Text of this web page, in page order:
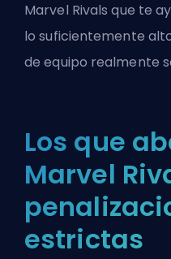
Marvel Rivals que te
lo suficientemente
de equipo realmente
Los que
Marvel
estrictas